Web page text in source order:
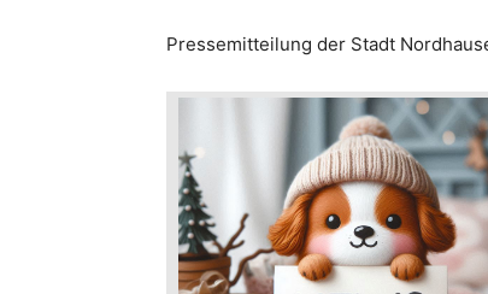
Pressemitteilung der Stadt